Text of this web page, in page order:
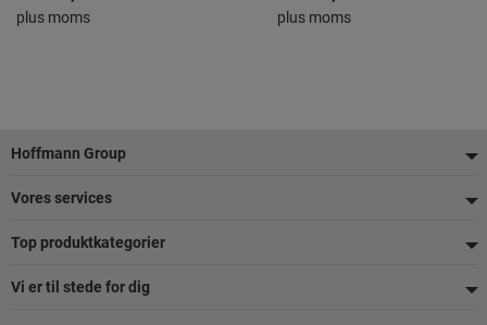
plus moms plus moms
Footer
Hoffmann Group
Vores services
Top produktkategorier
Vi er til stede for dig